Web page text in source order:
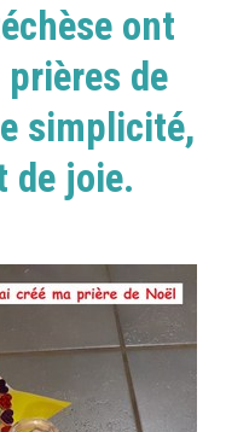
ont
de
simplicité,
de joie.